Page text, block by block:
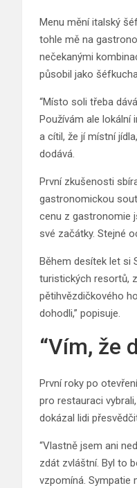
Menu mění italský
tohle mě na
nečekanými
působil jako
“Místo soli třeba
Používám ale lokální
a cítil, že jí místní
dodává.
První zkušenosti
gastronomickou
cenu z gastronomie
své začátky. Stejné
Během desítek let si
turistických resortů,
pětihvězdičkového
dohodli,” popisuje.
“Vím, že
První roky po
pro restauraci
dokázal lidi
“Vlastně jsem ani
zdát zvláštní. Byl to
vzpomíná. Sympatie